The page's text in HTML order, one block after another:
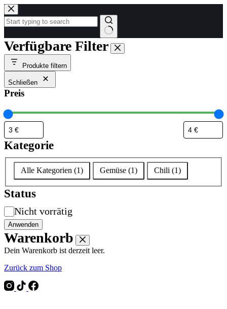
Zum
Inhalt
springen
Keine
Ergebnisse
Verfügbare Filter
Produkte filtern
Schließen
Preis
Kategorie
Kategorie
Alle Kategorien (1) Gemüse (1) Chili (1)
Status
Verfügbarkeit
Nicht vorrätig
Anwenden
Warenkorb
Dein Warenkorb ist derzeit leer.
Zurück zum Shop